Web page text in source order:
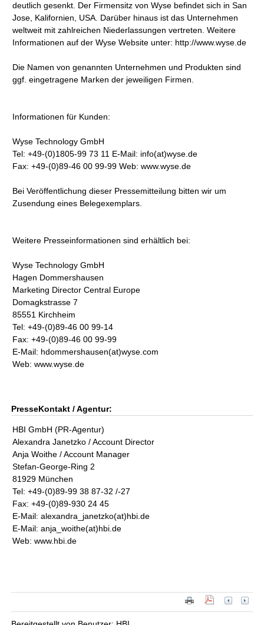
deutlich gesenkt. Der Firmensitz von Wyse befindet sich in San
Jose, Kalifornien, USA. Darüber hinaus ist das Unternehmen
weltweit mit zahlreichen Niederlassungen vertreten. Weitere
Informationen auf der Wyse Website unter: http://www.wyse.de
Die Namen von genannten Unternehmen und Produkten sind
ggf. eingetragene Marken der jeweiligen Firmen.
Informationen für Kunden:
Wyse Technology GmbH
Tel: +49-(0)1805-99 73 11 E-Mail: info(at)wyse.de
Fax: +49-(0)89-46 00 99-99 Web: www.wyse.de
Bei Veröffentlichung dieser Pressemitteilung bitten wir um
Zusendung eines Belegexemplars.
Weitere Presseinformationen sind erhältlich bei:
Wyse Technology GmbH
Hagen Dommershausen
Marketing Director Central Europe
Domagkstrasse 7
85551 Kirchheim
Tel: +49-(0)89-46 00 99-14
Fax: +49-(0)89-46 00 99-99
E-Mail: hdommershausen(at)wyse.com
Web: www.wyse.de
PresseKontakt / Agentur:
HBI GmbH (PR-Agentur)
Alexandra Janetzko / Account Director
Anja Woithe / Account Manager
Stefan-George-Ring 2
81929 München
Tel: +49-(0)89-99 38 87-32 /-27
Fax: +49-(0)89-930 24 45
E-Mail: alexandra_janetzko(at)hbi.de
E-Mail: anja_woithe(at)hbi.de
Web: www.hbi.de